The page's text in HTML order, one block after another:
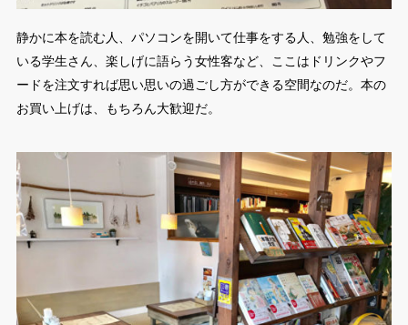
静かに本を読む人、パソコンを開いて仕事をする人、勉強をして
いる学生さん、楽しげに語らう女性客など、ここはドリンクやフ
ードを注文すれば思い思いの過ごし方ができる空間なのだ。本の
お買い上げは、もちろん大歓迎だ。